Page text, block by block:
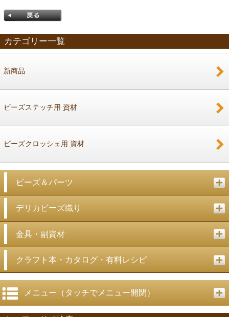
カテゴリー一覧
新商品
ビーズステッチ用 資材
ビーズクロッシェ用 資材
ビーズ＆パーツ
デリカビーズ織り
金具・副資材
クラフト本・カタログ・有料レシピ
メニュー（タッチでメニュー開閉）